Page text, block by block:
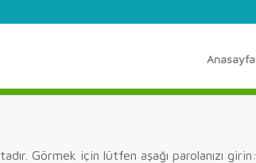
Anasayfa
Görmek için lütfen aşağı parolanızı girin: